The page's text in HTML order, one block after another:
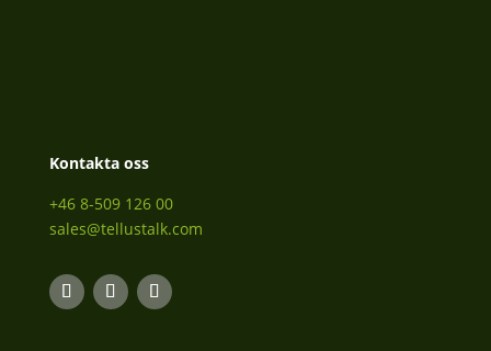
Kontakta oss
+46 8-509 126 00
sales@tellustalk.com